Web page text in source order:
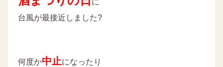
台風が最接近しました?
何度か中止になったり